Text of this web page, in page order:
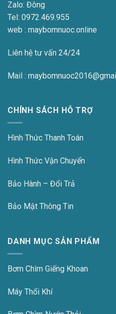
Zalo: Đông
Tel: 0972.469.955
web : maybomnuoc.online
Liên hệ tư vấn 24/24
Mail :
CHÍNH SÁCH HỖ TRỢ
Hình Thức Thanh Toán
Hình Thức Vận Chuyển
Bảo Hành – Đổi Trả
Bảo Mật Thông Tin
DANH MỤC SẢN PHẨM
Bơm Chìm Giếng Khoan
Máy Thổi Khí